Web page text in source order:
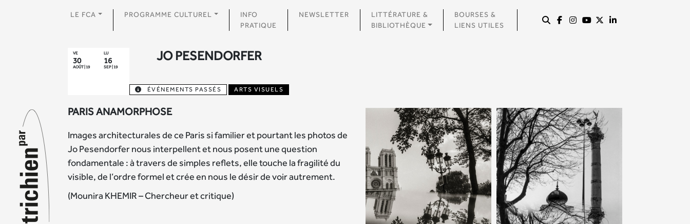
LE FCA PROGRAMME CULTUREL
INFO
PRATIQUE
NEWSLETTER
LITTÉRATURE &
BIBLIOTHÈQUE
BOURSES &
LIENS UTILES
VE
30
AOÛT | 19
LU
16
SEP | 19
JO PESENDORFER
ÉVÉNEMENTS PASSÉS ARTS VISUELS
PARIS ANAMORPHOSE
Images architecturales de ce Paris si familier et pourtant les photos de
Jo Pesendorfer nous interpellent et nous posent une question
fondamentale : à travers de simples reflets, elle touche la fragilité du
visible, de l’ordre formel et crée en nous le désir de voir autrement.
(Mounira KHEMIR – Chercheur et critique)